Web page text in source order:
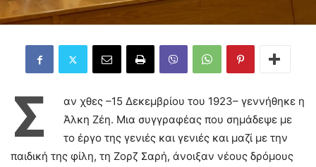
Σ
αν χθες –15 Δεκεμβρίου του 1923– γεννήθηκε η
Άλκη Ζέη. Μια συγγραφέας που σημάδεψε με
το έργο της γενιές και γενιές και μαζί με την
παιδική της φίλη, τη Ζορζ Σαρή, άνοιξαν νέους δρόμους